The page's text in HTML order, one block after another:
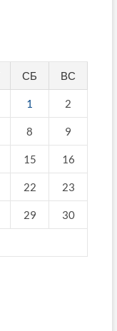
СБ ВС
1 2
8 9
15 16
22 23
29 30